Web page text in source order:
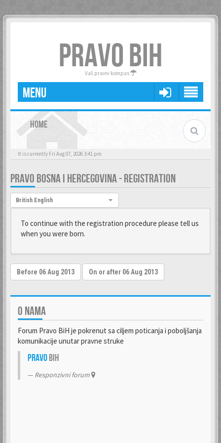
PRAVO BIH
Vaš pravni kompas
MENU
HOME
It is currently Fri Aug 07, 2026 3:41 pm
PRAVO BOSNA I HERCEGOVINA - REGISTRATION
Language:
British English
To continue with the registration procedure please tell us
when you were born.
O NAMA
Forum Pravo BiH je pokrenut sa ciljem poticanja i poboljšanja
komunikacije unutar pravne struke
PravoBiH
Responzivni forum